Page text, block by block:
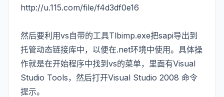
http://u.115.com/file/f4d3df0e16
然后要利用vs自带的工具Tlbimp.exe把sapi导出到
托管动态链接库中，以便在.net环境中使用。具体操
作就是在开始程序中找到vs的菜单，里面有Visual
Studio Tools，然后打开Visual Studio 2008 命令
提示。